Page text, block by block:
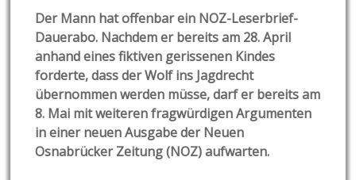
Der Mann hat offenbar ein NOZ-Leserbrief-
Dauerabo. Nachdem er bereits am 28. April
anhand eines fiktiven gerissenen Kindes
forderte, dass der Wolf ins Jagdrecht
übernommen werden müsse, darf er bereits am
8. Mai mit weiteren fragwürdigen Argumenten
in einer neuen Ausgabe der Neuen
Osnabrücker Zeitung (NOZ) aufwarten.